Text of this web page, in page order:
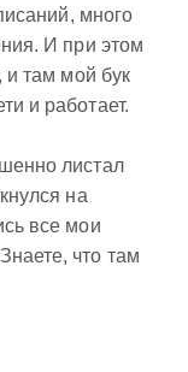
много
И при этом
и там мой бук
и работает.
листал
на
все мои
что там